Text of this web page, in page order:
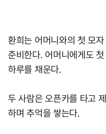
환희는 어머니와의 첫 모
준비한다. 어머니에게도
하루를 채운다.
두 사람은 오픈카를 타고
하며 추억을 쌓는다.